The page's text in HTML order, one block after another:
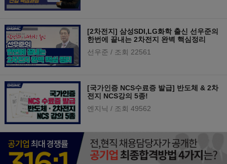
[2차전지] 삼성SDI,LG화학 출신 선우준의
한번에 끝내는 2차전지 완벽 핵심정리
선우준 / 조회 22561
[국가인증 NCS수료증 발급] 반도체 & 2차
전지 NCS강의 5종!
엔지닉 / 조회 49562